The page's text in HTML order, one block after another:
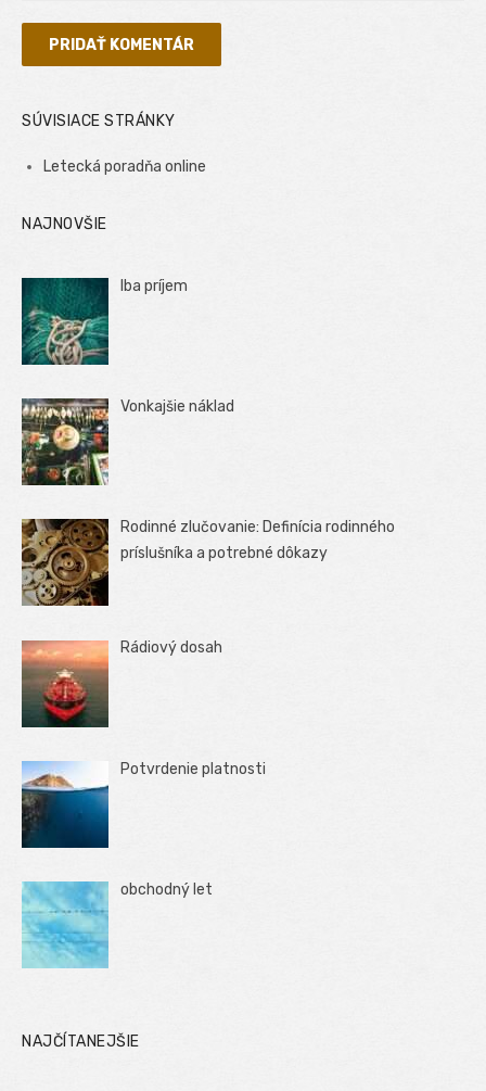
SÚVISIACE STRÁNKY
Letecká poradňa online
NAJNOVŠIE
Iba príjem
Vonkajšie náklad
Rodinné zlučovanie: Definícia rodinného
príslušníka a potrebné dôkazy
Rádiový dosah
Potvrdenie platnosti
obchodný let
NAJČÍTANEJŠIE